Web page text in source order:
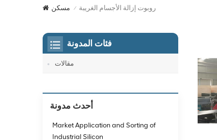
مسكن / روبوت إزالة الأجسام الغريبة
فئات المدونة
مقالات
أحدث مدونة
Market Application and Sorting of
Industrial Silicon